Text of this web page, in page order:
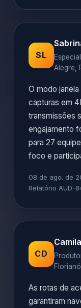
SL
Alegre,
O modo
capturas em
transmissões
engajamento
para 27
foco e
08 de ago. de
Relatório AUD-
CD
As rotas de
garantiram